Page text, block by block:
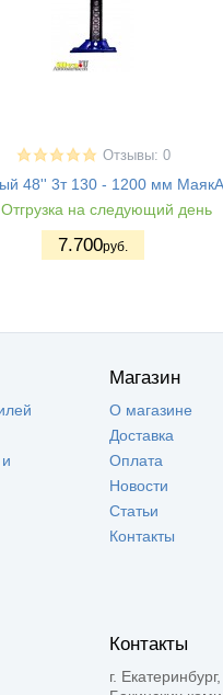
Отзывы: 0
48'' 3т 130 - 1200 мм
Отгрузка на следующий день
7.700руб.
Магазин
О магазине
Доставка
Оплата
Новости
Статьи
Контакты
Контакты
г.